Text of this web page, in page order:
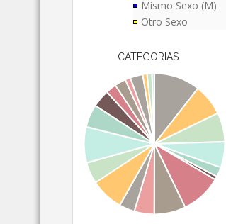
Mismo Sexo (M)
Otro Sexo
CATEGORIAS